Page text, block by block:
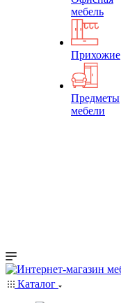
мебель
Прихожие
Предметы
мебели
Каталог